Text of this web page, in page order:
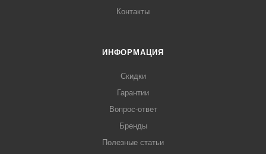
Контакты
ИНФОРМАЦИЯ
Скидки
Гарантии
Вопрос-ответ
Бренды
Полезные статьи